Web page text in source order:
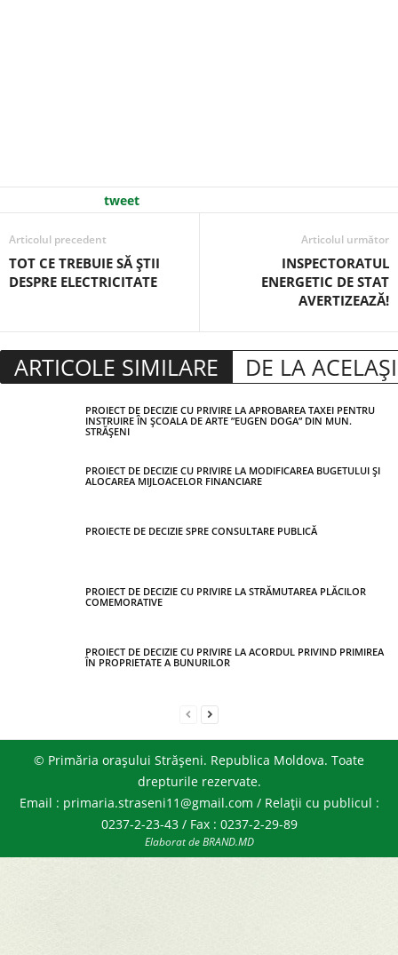
tweet
Articolul precedent
TOT CE TREBUIE SĂ ŞTII
DESPRE ELECTRICITATE
Articolul următor
INSPECTORATUL
ENERGETIC DE STAT
AVERTIZEAZĂ!
ARTICOLE SIMILARE DE LA
PROIECT DE DECIZIE CU PRIVIRE LA APROBAREA TAXEI PENTRU
INSTRUIRE ÎN ȘCOALA DE ARTE ”EUGEN DOGA” DIN MUN.
STRĂȘENI
PROIECT DE DECIZIE CU PRIVIRE LA MODIFICAREA BUGETULUI ȘI
ALOCAREA MIJLOACELOR FINANCIARE
PROIECTE DE DECIZIE SPRE CONSULTARE PUBLICĂ
PROIECT DE DECIZIE CU PRIVIRE LA STRĂMUTAREA PLĂCILOR
COMEMORATIVE
PROIECT DE DECIZIE CU PRIVIRE LA ACORDUL PRIVIND PRIMIREA
ÎN PROPRIETATE A BUNURILOR
© Primăria orașului Strășeni. Republica Moldova. Toate
drepturile rezervate.
Email : primaria.straseni11@gmail.com / Relații cu publicul :
0237-2-23-43 / Fax : 0237-2-29-89
Elaborat de BRAND.MD